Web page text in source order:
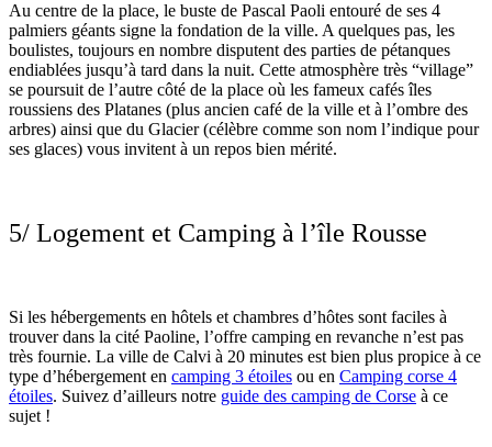
Au centre de la place, le buste de Pascal Paoli entouré de ses 4
palmiers géants signe la fondation de la ville. A quelques pas, les
boulistes, toujours en nombre disputent des parties de pétanques
endiablées jusqu’à tard dans la nuit. Cette atmosphère très “village”
se poursuit de l’autre côté de la place où les fameux cafés îles
roussiens des Platanes (plus ancien café de la ville et à l’ombre des
arbres) ainsi que du Glacier (célèbre comme son nom l’indique pour
ses glaces) vous invitent à un repos bien mérité.
5/ Logement et Camping à l’île Rousse
Si les hébergements en hôtels et chambres d’hôtes sont faciles à
trouver dans la cité Paoline, l’offre camping en revanche n’est pas
très fournie. La ville de Calvi à 20 minutes est bien plus propice à ce
type d’hébergement en camping 3 étoiles ou en Camping corse 4
étoiles. Suivez d’ailleurs notre guide des camping de Corse à ce
sujet !